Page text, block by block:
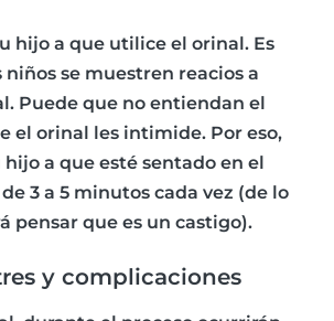
hijo a que utilice el orinal. Es
niños se muestren reacios a
Puede que no entiendan el
el orinal les intimide. Por eso,
a que esté sentado en el
3 a 5 minutos cada vez (de lo
pensar que es un castigo).
y complicaciones